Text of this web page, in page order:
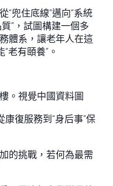
“兜住底線”邁向“系統
”，試圖構建一個多
體系，讓老年人在這
老有頤養”。
。視覺中國資料圖
康復服務到“身后事”保
的挑戰，若何為最需